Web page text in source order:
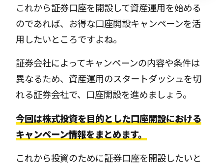
これから証券口座を開設して資産運用を始める
のであれば、お得な口座開設キャンペーンを活
用したいところですよね。
証券会社によってキャンペーンの内容や条件は
異なるため、資産運用のスタートダッシュを切
れる証券会社で、口座開設を進めましょう。
今回は株式投資を目的とした口座開設における
キャンペーン情報をまとめます。
これから投資のために証券口座を開設したいと